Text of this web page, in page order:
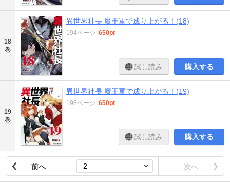
18
巻
異世界社長 魔王軍で成り上がる！(18)
194ページ 650pt
試し読み 購入する
19
巻
異世界社長 魔王軍で成り上がる！(19)
198ページ 650pt
試し読み 購入する
前へ 次へ